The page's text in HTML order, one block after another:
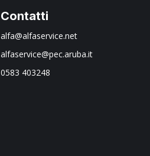
Contatti
alfa@alfaservice.net
alfaservice@pec.aruba.it
0583 403248